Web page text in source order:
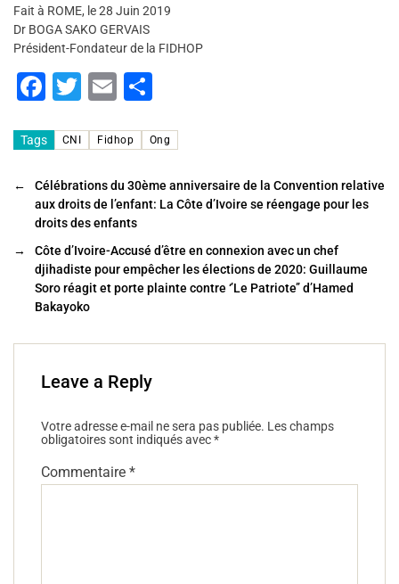
Fait à ROME, le 28 Juin 2019
Dr BOGA SAKO GERVAIS
Président-Fondateur de la FIDHOP
F
c
e
b
o
o
k
T
tt
er
E
ai ta
er
Tags CNI Fidhop Ong
←
Célébrations du 30ème anniversaire de la Convention relative
aux droits de l’enfant: La Côte d’Ivoire se réengage pour les
droits des enfants
→
Côte d’Ivoire-Accusé d’être en connexion avec un chef
djihadiste pour empêcher les élections de 2020: Guillaume
Soro réagit et porte plainte contre ‘’Le Patriote’’ d’Hamed
Bakayoko
Leave a Reply
Votre adresse e-mail ne sera pas publiée. Les champs
obligatoires sont indiqués avec*
Commentaire *